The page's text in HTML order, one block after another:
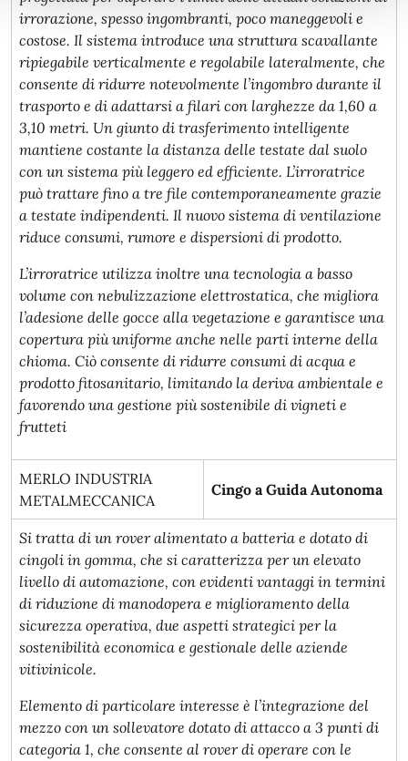
irrorazione, spesso ingombranti, poco maneggevoli e
costose. Il sistema introduce una struttura scavallante
ripiegabile verticalmente e regolabile lateralmente, che
consente di ridurre notevolmente l’ingombro durante il
trasporto e di adattarsi a filari con larghezze da 1,60 a
3,10 metri. Un giunto di trasferimento intelligente
mantiene costante la distanza delle testate dal suolo
con un sistema più leggero ed efficiente. L’irroratrice
può trattare fino a tre file contemporaneamente grazie
a testate indipendenti. Il nuovo sistema di ventilazione
riduce consumi, rumore e dispersioni di prodotto.
L’irroratrice utilizza inoltre una tecnologia a basso
volume con nebulizzazione elettrostatica, che migliora
l’adesione delle gocce alla vegetazione e garantisce una
copertura più uniforme anche nelle parti interne della
chioma. Ciò consente di ridurre consumi di acqua e
prodotto fitosanitario, limitando la deriva ambientale e
favorendo una gestione più sostenibile di vigneti e
frutteti
MERLO INDUSTRIA
METALMECCANICA
Cingo a Guida Autonoma
Si tratta di un rover alimentato a batteria e dotato di
cingoli in gomma, che si caratterizza per un elevato
livello di automazione, con evidenti vantaggi in termini
di riduzione di manodopera e miglioramento della
sicurezza operativa, due aspetti strategici per la
sostenibilità economica e gestionale delle aziende
vitivinicole.
Elemento di particolare interesse è l’integrazione del
mezzo con un sollevatore dotato di attacco a 3 punti di
categoria 1, che consente al rover di operare con le